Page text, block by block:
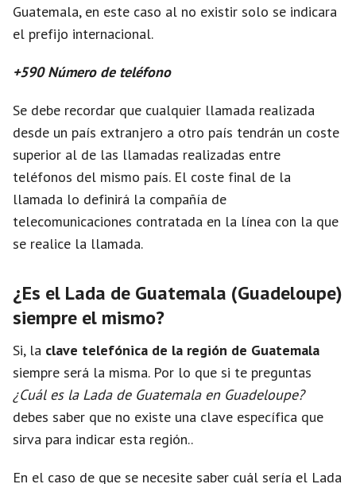
Guatemala, en este caso al no existir solo se indicara
el prefijo internacional.
+590 Número de teléfono
Se debe recordar que cualquier llamada realizada
desde un país extranjero a otro país tendrán un coste
superior al de las llamadas realizadas entre
teléfonos del mismo país. El coste final de la
llamada lo definirá la compañía de
telecomunicaciones contratada en la línea con la que
se realice la llamada.
¿Es el Lada de Guatemala (Guadeloupe)
siempre el mismo?
Si, la clave telefónica de la región de Guatemala
siempre será la misma. Por lo que si te preguntas
¿Cuál es la Lada de Guatemala en Guadeloupe?
debes saber que no existe una clave específica que
sirva para indicar esta región..
En el caso de que se necesite saber cuál sería el Lada